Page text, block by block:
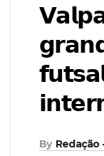
By Redação